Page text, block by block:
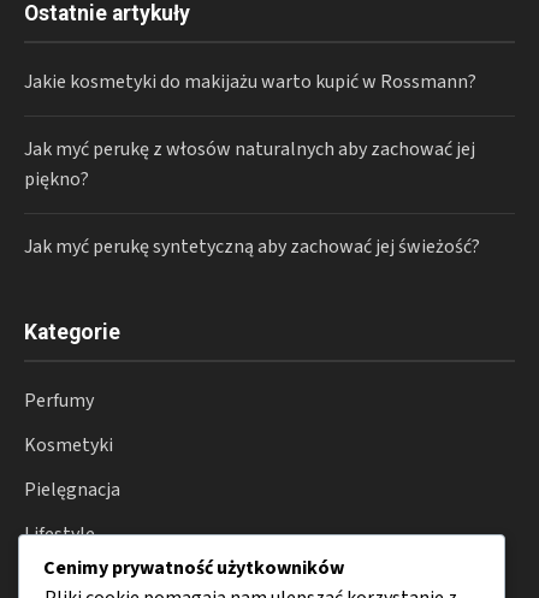
Ostatnie artykuły
Jakie kosmetyki do makijażu warto kupić w Rossmann?
Jak myć perukę z włosów naturalnych aby zachować jej
piękno?
Jak myć perukę syntetyczną aby zachować jej świeżość?
Kategorie
Perfumy
Kosmetyki
Pielęgnacja
Lifestyle
Porady
Cenimy prywatność użytkowników